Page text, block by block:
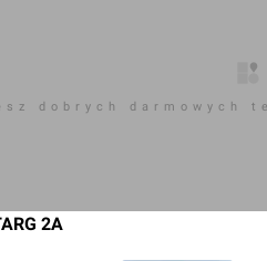
dobrych darmowych
2A